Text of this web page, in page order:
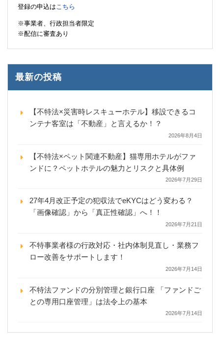
登録の申込は こちら
※事業者、行政担当者限定
※配信に審査あり
最新の投稿
【不特法×災害時レスキューホテル】移設できるコ
ンテナ客室は「不動産」と言えるか！？
2026年8月4日
【不特法×ペット関連不動産】猫専用ホテルがファ
ンドに？ペットホテルの魅力とリスクと具体例
2026年7月29日
27年4月改正予定の犯収法でeKYCはどう変わる？
「画像確認」から「真正性確認」へ！！
2026年7月21日
不特事業者様の行政対応・社内体制見直し・業務フ
ロー改善をサポートします！
2026年7月14日
不特法ファンドの分別管理と銀行口座 「ファンドご
との専用口座管理」は法令上の基本
2026年7月14日